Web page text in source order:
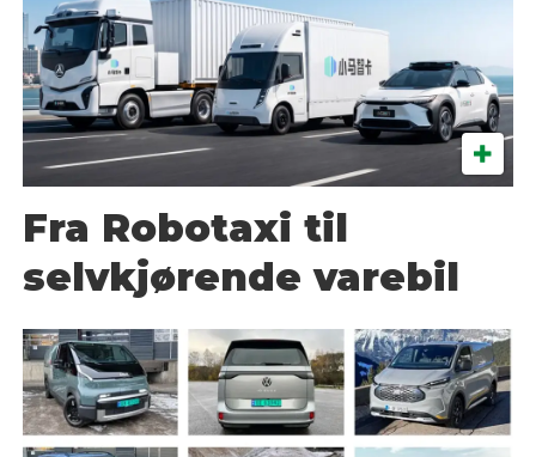
Fra Robotaxi til
selvkjørende varebil